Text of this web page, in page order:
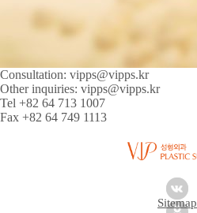
Consultation: vipps@vipps.kr
Other inquiries: vipps@vipps.kr
Tel +82 64 713 1007
Fax +82 64 749 1113
Sitemap